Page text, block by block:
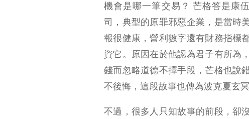
機會是哪一筆交易？ 芒格答是康
司，典型的原罪邪惡企業，是當時
報很健康，營利數字還有財務指標
資它。原因在於他認為君子有所為
錢而忽略道德不擇手段，芒格也說
不後悔，這段故事也傳為波克夏玄冥
不過，很多人只知故事的前段，卻